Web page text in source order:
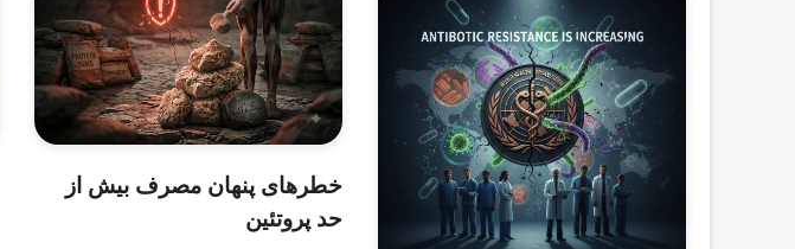
خطرهای پنهان مصرف بیش از
حد پروتئین